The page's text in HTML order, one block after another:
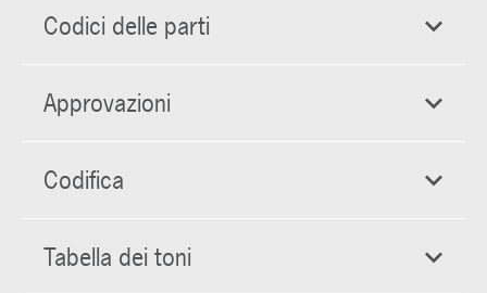
Codici delle parti
Approvazioni
Codifica
Tabella dei toni